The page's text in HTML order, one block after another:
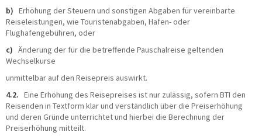
b) Erhöhung der Steuern und sonstigen Abgaben für vereinbarte
Reiseleistungen, wie Touristenabgaben, Hafen- oder
Flughafengebühren, oder
c) Änderung der für die betreffende Pauschalreise geltenden
Wechselkurse
unmittelbar auf den Reisepreis auswirkt.
4.2. Eine Erhöhung des Reisepreises ist nur zulässig, sofern BTI den
Reisenden in Textform klar und verständlich über die Preiserhöhung
und deren Gründe unterrichtet und hierbei die Berechnung der
Preiserhöhung mitteilt.